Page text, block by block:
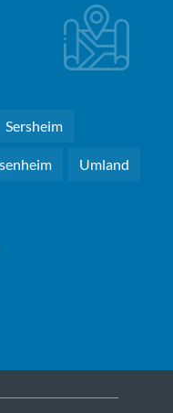
Sersheim
Umland